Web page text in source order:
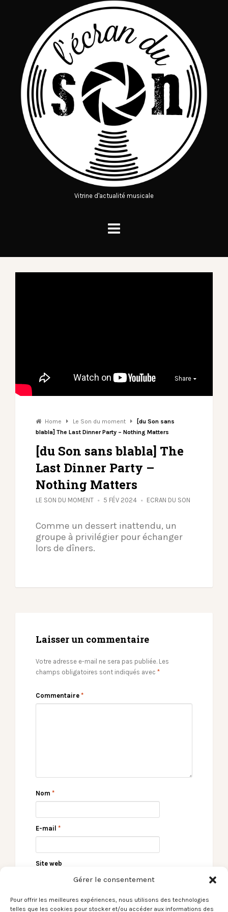
Gérer le consentement
Pour offrir les meilleures expériences, nous utilisons des technologies
telles que les cookies pour stocker et/ou accéder aux informations des
Vitrine d'actualité musicale
Share
Home Le Son du moment
[du Son sans
blabla] The Last Dinner Party – Nothing Matters
[du Son sans blabla] The
Last Dinner Party –
Nothing Matters
LE SON DU MOMENT 5 FÉV 2024 ECRAN DU SON
Comme un dessert inattendu, un
groupe à privilégier pour échanger
lors de dîners.
Laisser un commentaire
Votre adresse e-mail ne sera pas publiée. Les
champs obligatoires sont indiqués avec *
Commentaire *
Nom *
E-mail *
Site web